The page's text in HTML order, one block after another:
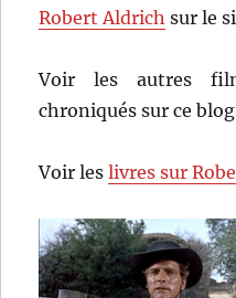
Robert Aldrich sur le
Voir les autres
chroniqués sur ce
Voir leslivres sur